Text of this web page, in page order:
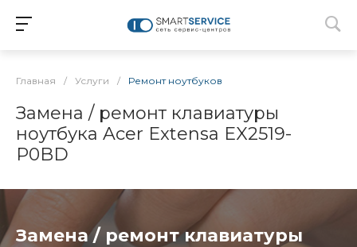
Главная / Услуги / Ремонт ноутбуков
Замена / ремонт клавиатуры
ноутбука Acer Extensa EX2519-
P0BD
Замена / ремонт клавиатуры